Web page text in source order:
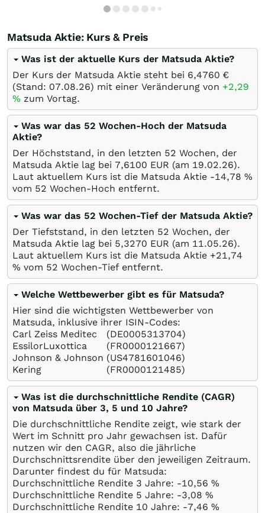
Matsuda Aktie: Kurs & Preis
Was ist der aktuelle Kurs der Matsuda Aktie?
Der Kurs der Matsuda Aktie steht bei 6,4760 €
(Stand: 07.08.26) mit einer Veränderung von +2,29
% zum Vortag.
Was war das 52 Wochen-Hoch der Matsuda
Aktie?
Der Höchststand, in den letzten 52 Wochen, der
Matsuda Aktie lag bei 7,6100 EUR (am 19.02.26).
Laut aktuellem Kurs ist die Matsuda Aktie -14,78 %
vom 52 Wochen-Hoch entfernt.
Was war das 52 Wochen-Tief der Matsuda Aktie?
Der Tiefststand, in den letzten 52 Wochen, der
Matsuda Aktie lag bei 5,3270 EUR (am 11.05.26).
Laut aktuellem Kurs ist die Matsuda Aktie +21,74
% vom 52 Wochen-Tief entfernt.
Welche Wettbewerber gibt es für Matsuda?
Hier sind die wichtigsten Wettbewerber von
Matsuda, inklusive ihrer ISIN-Codes:
Carl Zeiss Meditec
(DE0005313704)
EssilorLuxottica
(FR0000121667)
Johnson & Johnson (US4781601046)
Kering
(FR0000121485)
Was ist die durchschnittliche Rendite (CAGR)
von Matsuda über 3, 5 und 10 Jahre?
Die durchschnittliche Rendite zeigt, wie stark der
Wert im Schnitt pro Jahr gewachsen ist. Dafür
nutzen wir den CAGR, also die jährliche
Durchschnittsrendite über den jeweiligen Zeitraum.
Darunter findest du für Matsuda:
Durchschnittliche Rendite 3 Jahre: -10,56 %
Durchschnittliche Rendite 5 Jahre: -3,08 %
Durchschnittliche Rendite 10 Jahre: -7,46 %